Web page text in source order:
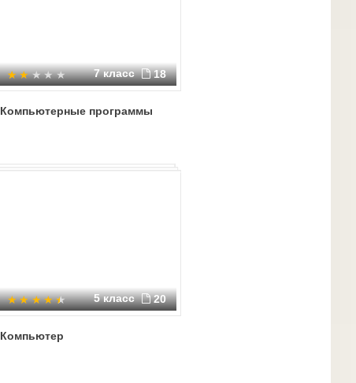
7 класс 18
Компьютерные программы
5 класс 20
Компьютер